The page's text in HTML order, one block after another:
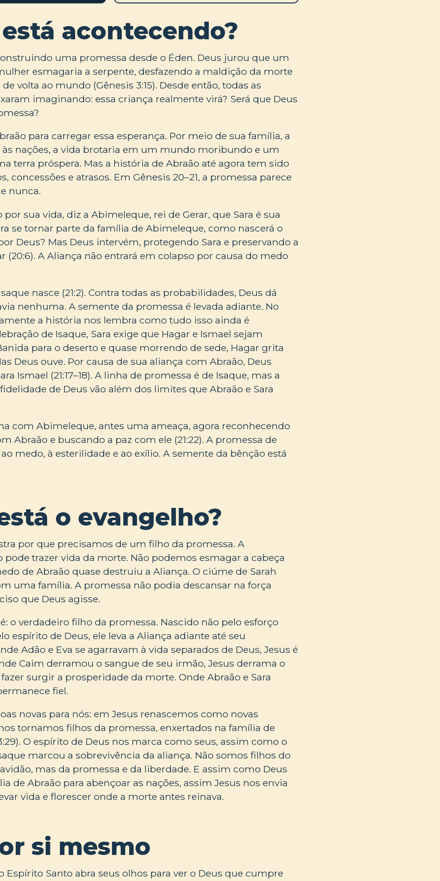
acontecendo?
uma promessa desde o Éden. Deus jurou que um
esmagaria a serpente, desfazendo a maldição da morte
volta ao mundo (Gênesis 3:15). Desde então, todas as
imaginando: essa criança realmente virá? Será que Deus
para carregar essa esperança. Por meio de sua família, a
nações, a vida brotaria em um mundo moribundo e um
terra próspera. Mas a história de Abraão até agora tem sido
concessões e atrasos. Em Gênesis 20–21, a promessa parece
nunca.
sua vida, diz a Abimeleque, rei de Gerar, que Sara é sua
se tornar parte da família de Abimeleque, como nascerá o
Deus? Mas Deus intervém, protegendo Sara e preservando a
A Aliança não entrará em colapso por causa do medo
nasce (21:2). Contra todas as probabilidades, Deus dá
nenhuma. A semente da promessa é levada adiante. No
a história nos lembra como tudo isso ainda é
de Isaque, Sara exige que Hagar e Ismael sejam
para o deserto e quase morrendo de sede, Hagar grita
Deus ouve. Por causa de sua aliança com Abraão, Deus
Ismael (21:17–18). A linha de promessa é de Isaque, mas a
de Deus vão além dos limites que Abraão e Sara
com Abimeleque, antes uma ameaça, agora reconhecendo
Abraão e buscando a paz com ele (21:22). A promessa de
medo, à esterilidade e ao exílio. A semente da bênção está
o evangelho?
por que precisamos de um filho da promessa. A
trazer vida da morte. Não podemos esmagar a cabeça
de Abraão quase destruiu a Aliança. O ciúme de Sarah
uma família. A promessa não podia descansar na força
que Deus agisse.
o verdadeiro filho da promessa. Nascido não pelo esforço
espírito de Deus, ele leva a Aliança adiante até seu
Adão e Eva se agarravam à vida separados de Deus, Jesus é
Caim derramou o sangue de seu irmão, Jesus derrama o
surgir a prosperidade da morte. Onde Abraão e Sara
fiel.
novas para nós: em Jesus renascemos como novas
tornamos filhos da promessa, enxertados na família de
O espírito de Deus nos marca como seus, assim como o
marcou a sobrevivência da aliança. Não somos filhos do
mas da promessa e da liberdade. E assim como Deus
de Abraão para abençoar as nações, assim Jesus nos envia
vida e florescer onde a morte antes reinava.
si mesmo
Espírito Santo abra seus olhos para ver o Deus que cumpre